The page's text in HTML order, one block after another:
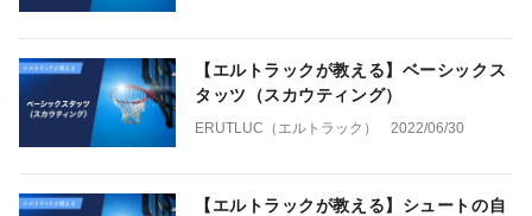
【エルトラックが教える】ベーシックス
タッツ（スカウティング）
ERUTLUC（エルトラック） 2022/06/30
【エルトラックが教える】シュートの自